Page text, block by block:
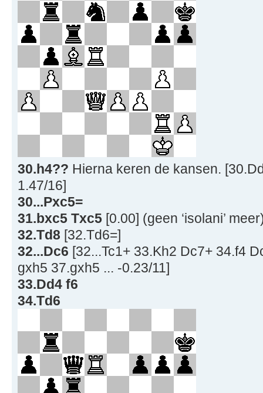
30.h4?? Hierna keren de kansen.
1.47/16]
30...Pxc5=
31.bxc5 Txc5 [0.00] (geen ‘isolani’
32.Td8 [32.Td6=]
32...Dc6 [32...Tc1+ 33.Kh2 Dc7+ 34.f4
gxh5 37.gxh5 ... -0.23/11]
33.Dd4 f6
34.Td6